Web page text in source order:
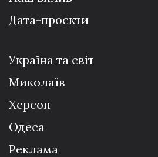
Дата-проєкти
Україна та світ
Миколаїв
Херсон
Одеса
Реклама